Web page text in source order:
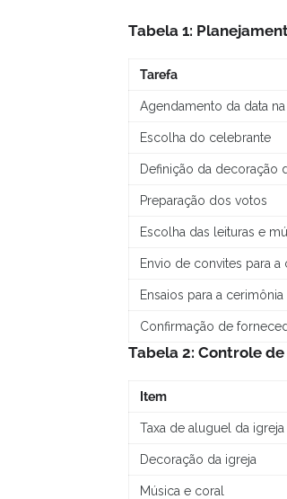
Tabela 1:
Tarefa
Agendamento da data
Escolha do celebrante
Definição da decoração
Preparação dos votos
Escolha das leituras e
Envio de convites para a
Ensaios para a cerimônia
Confirmação de
Tabela 2: Controle
Item
Taxa de aluguel da igreja
Decoração da igreja
Música e coral